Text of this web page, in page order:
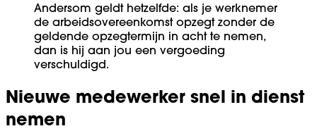
Andersom geldt hetzelfde: als je werknemer
de arbeidsovereenkomst opzegt zonder de
geldende opzegtermijn in acht te nemen,
dan is hij aan jou een vergoeding
verschuldigd.
Nieuwe medewerker snel in dienst
nemen